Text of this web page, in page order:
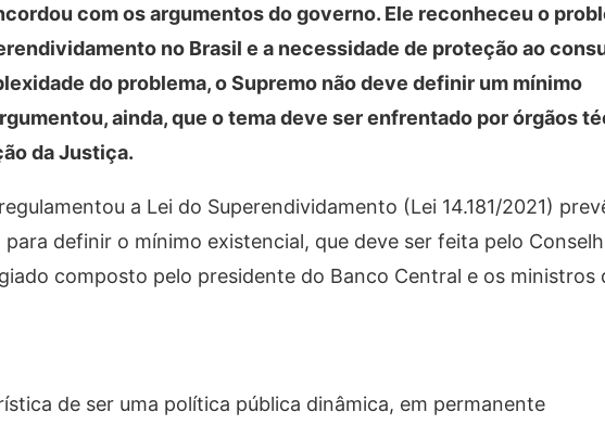
com os argumentos do governo. Ele reconheceu o
no Brasil e a necessidade de proteção ao
do problema, o Supremo não deve definir um mínimo
ainda, que o tema deve ser enfrentado por órgãos
da Justiça.
a Lei do Superendividamento (Lei 14.181/2021)
definir o mínimo existencial, que deve ser feita pelo
composto pelo presidente do Banco Central e os ministros
de ser uma política pública dinâmica, em permanente